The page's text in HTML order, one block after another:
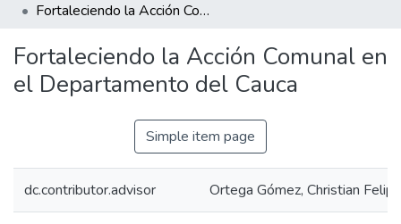
Fortaleciendo la Acción Comunal en el Departamento del Cauca
Fortaleciendo la Acción Comunal en
el Departamento del Cauca
Simple item page
dc.contributor.advisor Ortega Gómez, Christian Felipe